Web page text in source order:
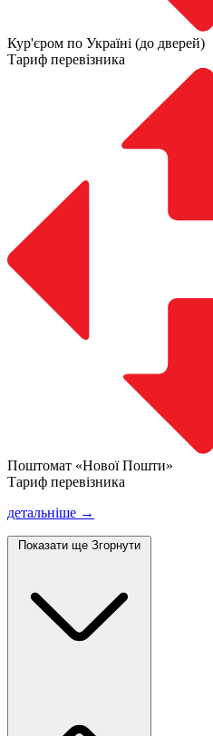
Кур'єром по Україні (до дверей)
Тариф перевізника
Поштомат «Нової Пошти»
Тариф перевізника
детальніше →
Показати ще Згорнути